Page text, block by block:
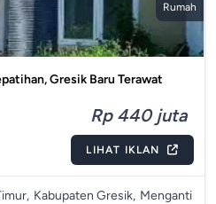
Rumah
Gresik Baru Terawat
Rp 440 juta
LIHAT IKLAN
Kabupaten Gresik, Menganti